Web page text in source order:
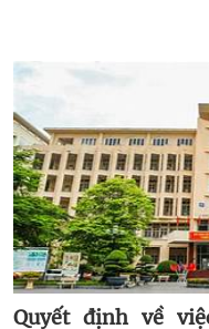
Quyết định về